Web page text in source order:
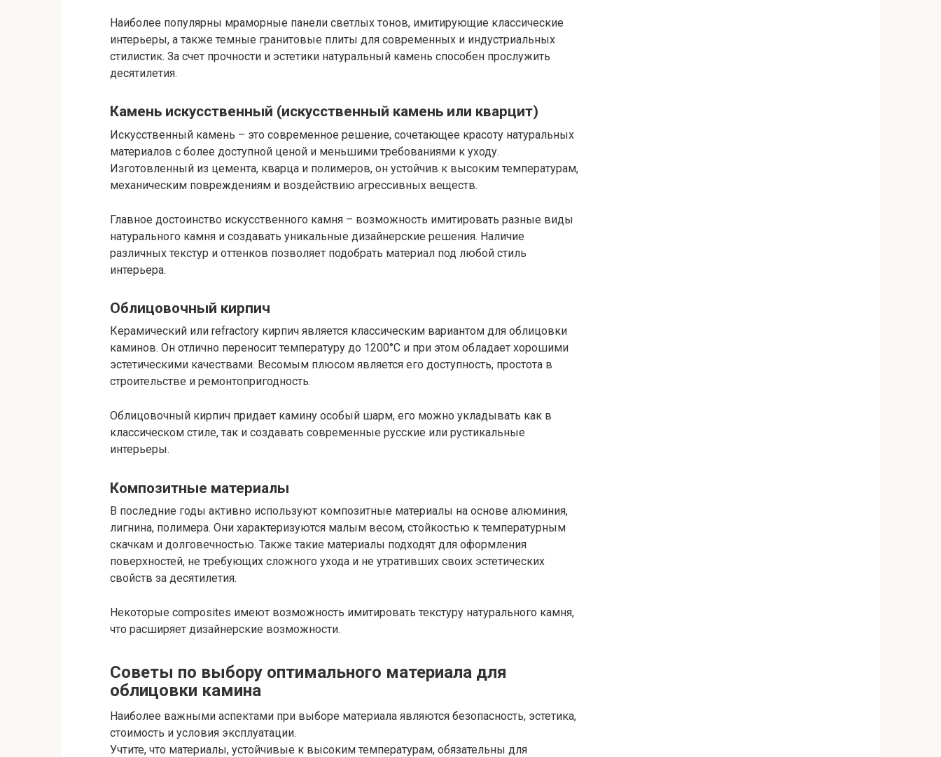
Наиболее популярны мраморные панели светлых тонов, имитирующие классические
интерьеры, а также темные гранитовые плиты для современных и индустриальных
стилистик. За счет прочности и эстетики натуральный камень способен прослужить
десятилетия.
Камень искусственный (искусственный камень или кварцит)
Искусственный камень – это современное решение, сочетающее красоту натуральных
материалов с более доступной ценой и меньшими требованиями к уходу.
Изготовленный из цемента, кварца и полимеров, он устойчив к высоким температурам,
механическим повреждениям и воздействию агрессивных веществ.
Главное достоинство искусственного камня – возможность имитировать разные виды
натурального камня и создавать уникальные дизайнерские решения. Наличие
различных текстур и оттенков позволяет подобрать материал под любой стиль
интерьера.
Облицовочный кирпич
Керамический или refractory кирпич является классическим вариантом для облицовки
каминов. Он отлично переносит температуру до 1200°C и при этом обладает хорошими
эстетическими качествами. Весомым плюсом является его доступность, простота в
строительстве и ремонтопригодность.
Облицовочный кирпич придает камину особый шарм, его можно укладывать как в
классическом стиле, так и создавать современные русские или рустикальные
интерьеры.
Композитные материалы
В последние годы активно используют композитные материалы на основе алюминия,
лигнина, полимера. Они характеризуются малым весом, стойкостью к температурным
скачкам и долговечностью. Также такие материалы подходят для оформления
поверхностей, не требующих сложного ухода и не утративших своих эстетических
свойств за десятилетия.
Некоторые composites имеют возможность имитировать текстуру натурального камня,
что расширяет дизайнерские возможности.
Советы по выбору оптимального материала для
облицовки камина
Наиболее важными аспектами при выборе материала являются безопасность, эстетика,
стоимость и условия эксплуатации.
Учтите, что материалы, устойчивые к высоким температурам, обязательны для